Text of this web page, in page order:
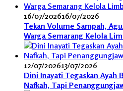
16/07/202616/07/2026
Tekan Volume Sampah,
Warga Semarang Kelola
12/07/202613/07/2026
Dini Inayati Tegaskan Ayah
Nafkah, Tapi